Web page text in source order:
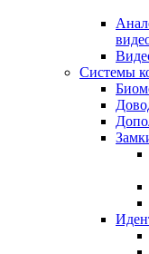
Системы